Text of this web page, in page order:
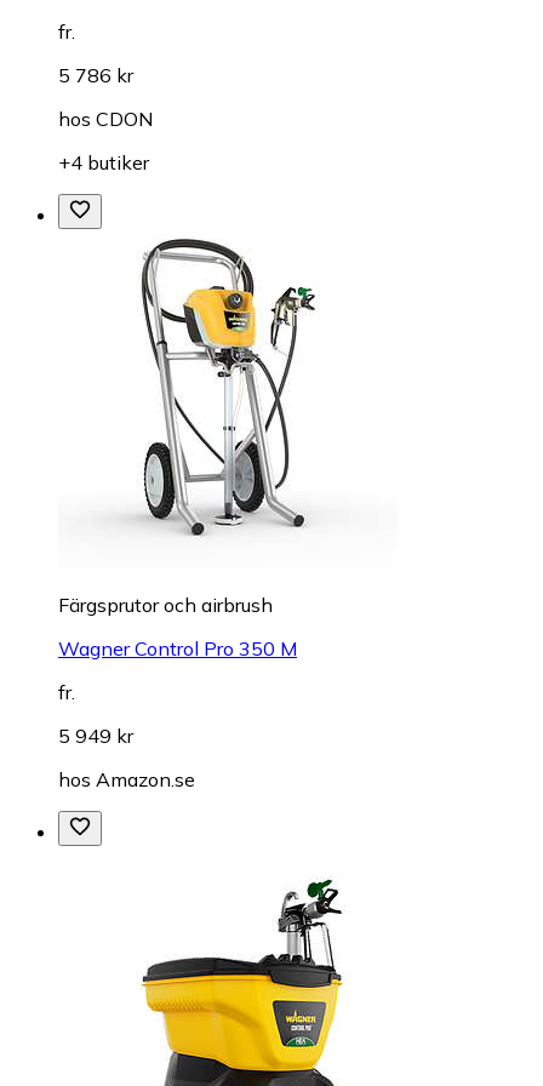
fr.
5 786 kr
hos CDON
+4 butiker
Färgsprutor och airbrush
Wagner Control Pro 350 M
fr.
5 949 kr
hos Amazon.se